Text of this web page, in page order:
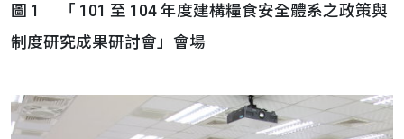
圖 1 「 101 至 104 年度建構糧食安全體系之政策與
制度研究成果研討會」會場